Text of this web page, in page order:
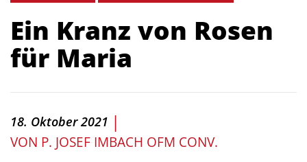
Ein Kranz von Rosen
für Maria
18. Oktober 2021 |
VON P. JOSEF IMBACH OFM CONV.